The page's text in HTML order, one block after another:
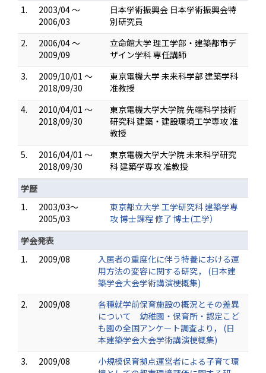
1.
2003/04 ～
2006/03
日本学術振興会 日本学術振興会特
別研究員
2.
2006/04 ～
2009/09
立命館大学 理工学部・建築都市デ
ザイン学科 専任講師
3.
2009/10/01 ～
2018/09/30
東京電機大学 未来科学部 建築学科
准教授
4.
2010/04/01 ～
2018/09/30
東京電機大学大学院 先端科学技術
研究科 建築・建設環境工学専攻 准
教授
5.
2016/04/01 ～
2018/09/30
東京電機大学大学院 未来科学研究
科 建築学専攻 准教授
学歴
1.
2003/03～
2005/03
東京都立大学 工学研究科 建築学専
攻 博士課程 修了 博士(工学）
学会発表
1.
2009/08
入居者の重度化に伴う特養における運
用方法の変容に関する研究， (日本建
築学会大会学術講演梗概集)
2.
2009/08
各種就学前保育施設の概況とその差異
について 幼稚園・保育所・認定こど
も園の全国アンケート調査より， (日
本建築学会大会学術講演梗概集)
3.
2009/08
小規模保育拠点運営者による子育て環